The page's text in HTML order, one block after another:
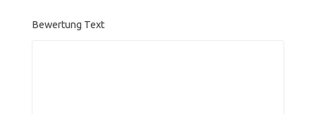
Bewertung Text